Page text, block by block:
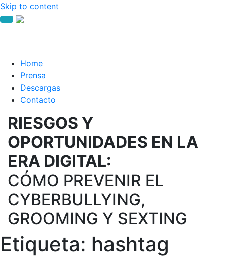
Skip to content
Home
Prensa
Descargas
Contacto
RIESGOS Y
OPORTUNIDADES EN LA
ERA DIGITAL:
CÓMO PREVENIR EL
CYBERBULLYING,
GROOMING Y SEXTING
Etiqueta: hashtag